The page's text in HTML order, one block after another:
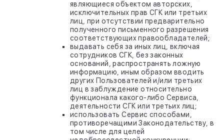
являющиеся объектом авторских,
исключительных прав СГК или третьих
лиц, при отсутствии предварительно
полученного письменного разрешения
соответствующих правообладателей;
выдавать себя за иных лиц, включая
сотрудников СГК, без законных
оснований, распространять ложную
информацию, иным образом вводить
других Пользователей и/или третьих
лиц в заблуждение относительно
функционала какого-либо Сервиса,
деятельности СГК или третьих лиц;
использовать Сервис способами,
противоречащими Законодательству, в
том числе для целей